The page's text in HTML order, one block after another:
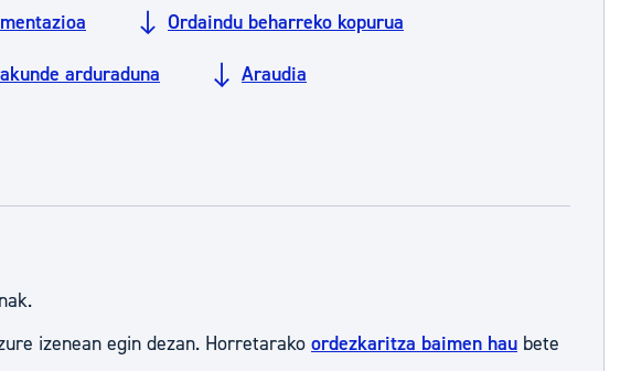
Gardentasun ataria
Ordaindu beharreko kopurua
arduraduna Araudia
izenean egin dezan. Horretarako ordezkaritza baimen hau bete